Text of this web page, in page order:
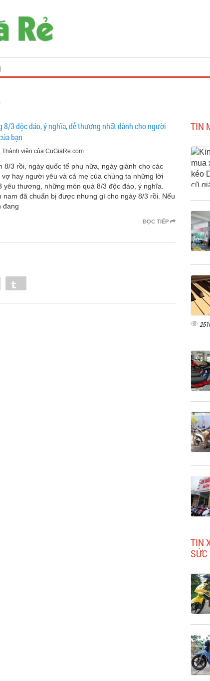
8/3 độc đáo, ý nghĩa, dễ thương nhất dành cho người
bạn
, Thành viên của CuGiaRe.com
8/3 rồi, ngày quốc tế phụ nữa, ngày giành cho các
vợ hay người yêu và cả mẹ của chúng ta những lời
yêu thương, những món quà 8/3 độc đáo, ý nghĩa.
nam đã chuẩn bị được nhưng gì cho ngày 8/3 rồi. Nếu
đang
ĐỌC TIẾP
TIN
TIN
SỨC